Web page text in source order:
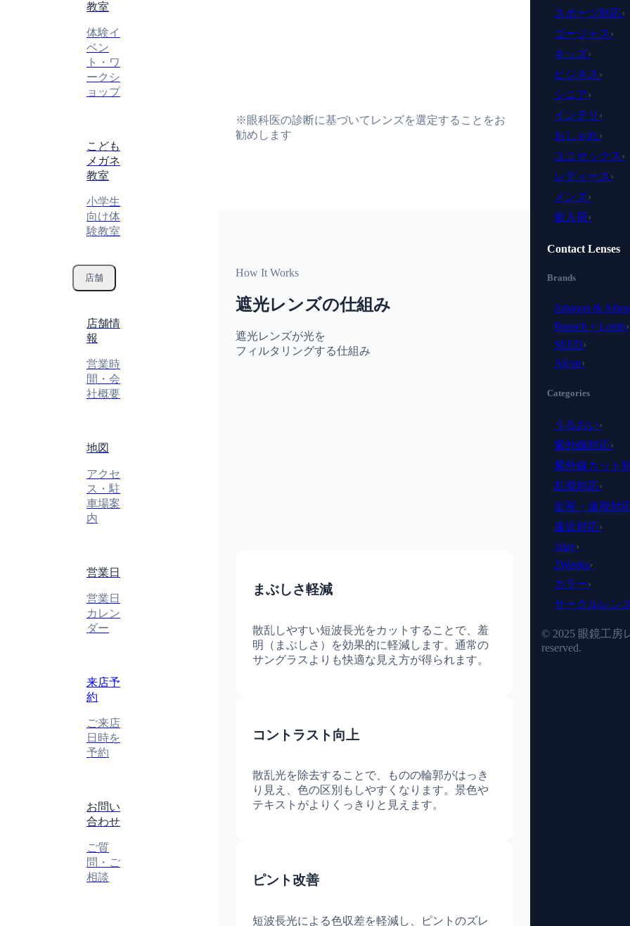
教室
体験イ
ベン
ト・ワ
ークシ
ョップ
こども
メガネ
教室
小学生
向け体
験教室
店舗
店舗情
報
営業時
間・会
社概要
地図
アクセ
ス・駐
車場案
内
営業日
営業日
カレン
ダー
来店予
約
ご来店
日時を
予約
お問い
合わせ
ご質
問・ご
相談
※眼科医の診断に基づいてレンズを選定することをお
勧めします
How It Works
遮光レンズの仕組み
遮光レンズが光を
フィルタリングする仕組み
まぶしさ軽減
散乱しやすい短波長光をカットすることで、羞
明（まぶしさ）を効果的に軽減します。通常の
サングラスよりも快適な見え方が得られます。
コントラスト向上
散乱光を除去することで、ものの輪郭がはっき
り見え、色の区別もしやすくなります。景色や
テキストがよりくっきりと見えます。
ピント改善
短波長光による色収差を軽減し、ピントのズレ
スポーツ対応›
ゴージャス ›
キッズ›
ビジネス ›
シニア›
インテリ ›
おしゃれ›
ユニセックス ›
レディース ›
メンズ›
新入荷›
Contact Lenses
Brands
Johnson &
Bausch + Lomb›
SEED›
Alcon›
Categories
うるおい›
紫外線対応›
紫外線カット
乱視対応›
近視・遠視対
遠近対応›
1day›
2Weeks›
カラー›
サークルレン
© 2025 眼鏡工房
reserved.